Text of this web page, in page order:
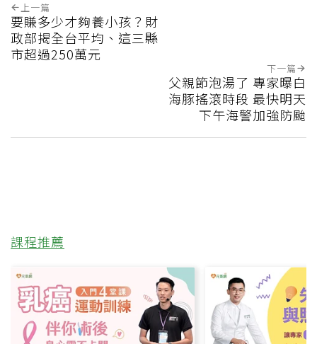
上一篇
要賺多少才夠養小孩？財
政部揭全台平均、這三縣
市超過250萬元
下一篇
父親節泡湯了 專家曝白
海豚搖滾時段 最快明天
下午海警加強防颱
課程推薦